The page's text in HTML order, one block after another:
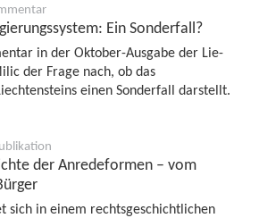
Ein Sonderfall?
in der Oktober-Ausgabe der Lie-
der Frage nach, ob das
einen Sonderfall darstellt.
der Anredeformen – vom
sich in einem rechtsgeschichtlichen